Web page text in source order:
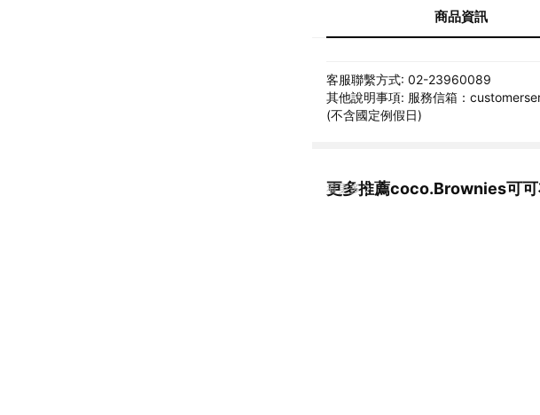
商品資訊
客服聯繫方式: 02-23960089
其他說明事項: 服務信箱：
(不含國定例假日)
更多推薦coco.Brownies可可
看更多